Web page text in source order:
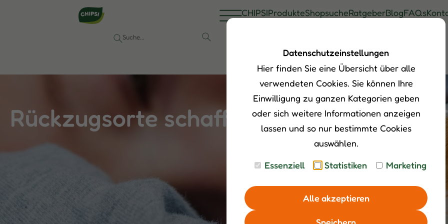
CHIPSIProdukteShopsucheRatgeberBlogFAQs
Rückzugsorte schaffen – so fühlen sich
Datenschutzeinstellungen
Hier finden Sie eine Übersicht über alle
verwendeten Cookies. Sie können Ihre
Einwilligung zu ganzen Kategorien geben
oder sich weitere Informationen anzeigen
lassen und so nur bestimmte Cookies
auswählen.
Essenziell
Statistiken Marketing
Alle akzeptieren
Speichern